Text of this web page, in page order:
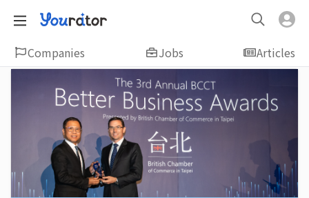
Companies Jobs Articles